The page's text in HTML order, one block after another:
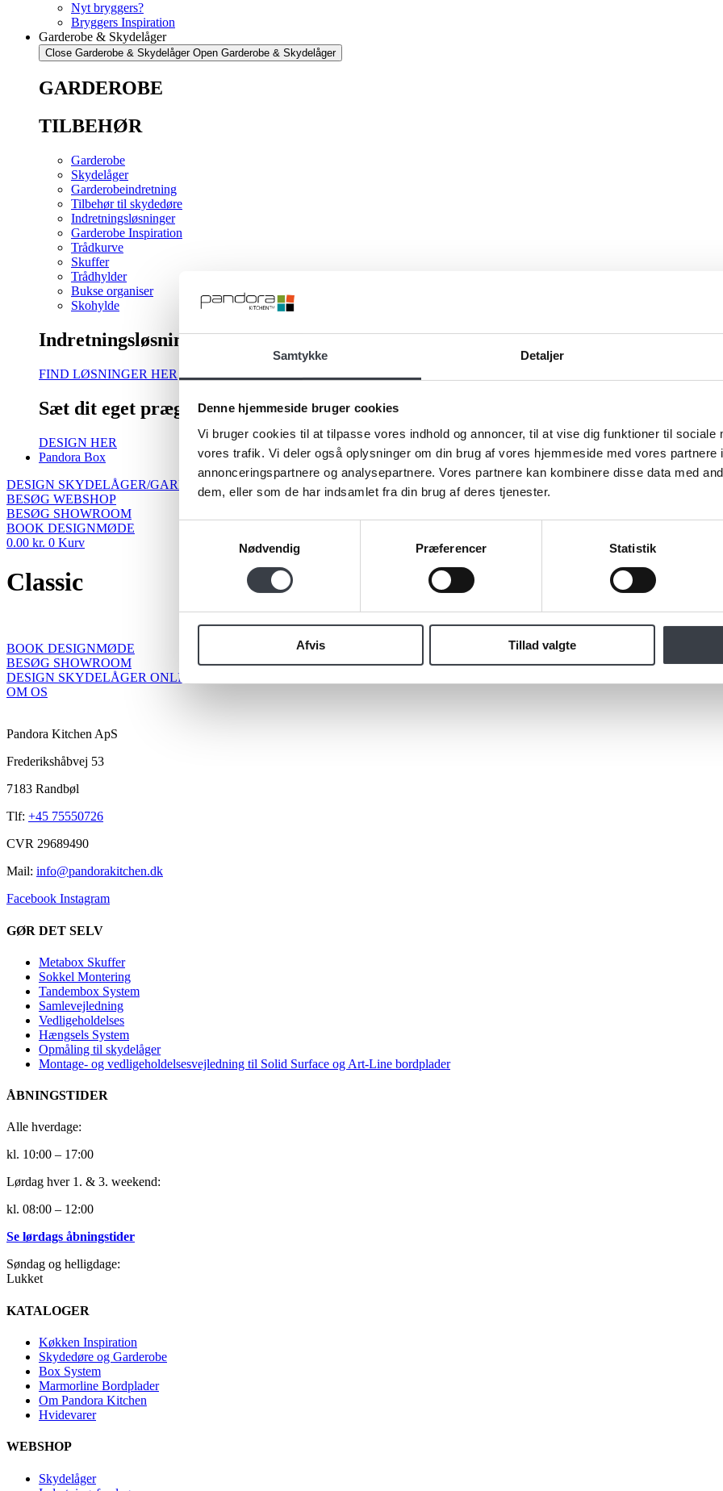
Samtykke Detaljer
Denne hjemmeside bruger cookies
Vi bruger cookies til at tilpasse vores indhold og annoncer, til at vise dig funktioner til sociale
vores trafik. Vi deler også oplysninger om din brug af vores hjemmeside med vores partnere
annonceringspartnere og analysepartnere. Vores partnere kan kombinere disse data med
dem, eller som de har indsamlet fra din brug af deres tjenester.
Nødvendig
Præferencer Statistik
Afvis Tillad valgte
Nyt bryggers?
Bryggers Inspiration
Garderobe & Skydelåger
Close Garderobe & Skydelåger Open Garderobe & Skydelåger
GARDEROBE
TILBEHØR
Garderobe
Skydelåger
Garderobeindretning
Tilbehør til skydedøre
Indretningsløsninger
Garderobe Inspiration
Trådkurve
Skuffer
Trådhylder
Bukse organiser
Skohylde
Indretningsløsning
FIND LØSNINGER HER
Sæt dit eget præg på din garderobe
DESIGN HER
Pandora Box
DESIGN SKYDELÅGER/GARDEROBE
BESØG WEBSHOP
BESØG SHOWROOM
BOOK DESIGNMØDE
0.00 kr. 0 Kurv
Classic
BOOK DESIGNMØDE
BESØG SHOWROOM
DESIGN SKYDELÅGER ONLINE
OM OS
Pandora Kitchen ApS
Frederikshåbvej 53
7183 Randbøl
Tlf: +45 75550726
CVR 29689490
Mail: info@pandorakitchen.dk
Facebook Instagram
GØR DET SELV
Metabox Skuffer
Sokkel Montering
Tandembox System
Samlevejledning
Vedligeholdelses
Hængsels System
Opmåling til skydelåger
Montage- og vedligeholdelsesvejledning til Solid Surface og Art-Line bordplader
ÅBNINGSTIDER
Alle hverdage:
kl. 10:00 – 17:00
Lørdag hver 1. & 3. weekend:
kl. 08:00 – 12:00
Se lørdags åbningstider
Søndag og helligdage:
Lukket
KATALOGER
Køkken Inspiration
Skydedøre og Garderobe
Box System
Marmorline Bordplader
Om Pandora Kitchen
Hvidevarer
WEBSHOP
Skydelåger